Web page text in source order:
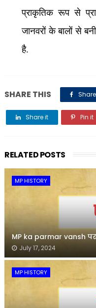
प्राकृतिक रूप से
जानवरों के बालों से
है.
SHARE THIS
Share it Pin it
RELATED POSTS
MP HISTORY
MP ka parmar vansh
July 17, 2024
MP HISTORY